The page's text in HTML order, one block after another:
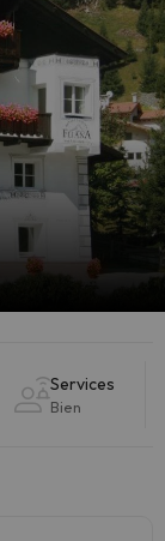
Services
Bien